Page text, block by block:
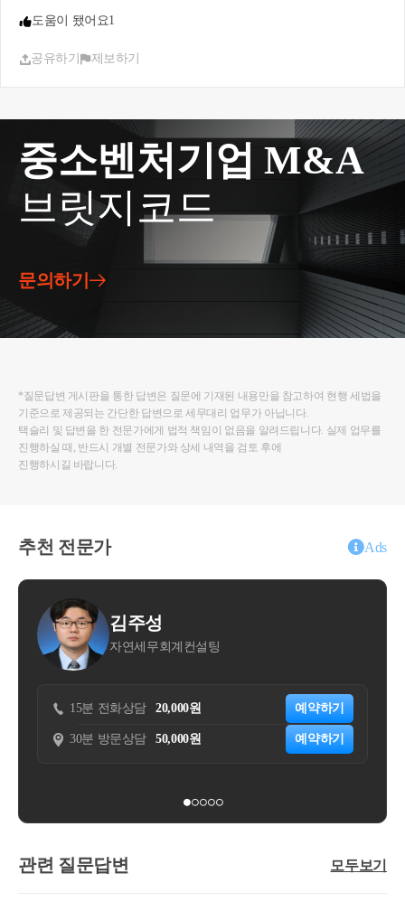
도움이 됐어요1
공유하기 제보하기
중소벤처기업 M&A
브릿지코드
문의하기
*질문답변 게시판을 통한 답변은 질문에 기재된 내용만을 참고하여 현행 세법을
기준으로 제공되는 간단한 답변으로 세무대리 업무가 아닙니다.
택슬리 및 답변을 한 전문가에게 법적 책임이 없음을 알려드립니다. 실제 업무를
진행하실 때, 반드시 개별 전문가와 상세 내역을 검토 후에
진행하시길 바랍니다.
추천 전문가 Ads
김주성
자연세무회계컨설팅
분 전화상담 20,000원
분 방문상담 50,000원
15분 전화상담
30분 방문상담
관련 질문답변 모두보기